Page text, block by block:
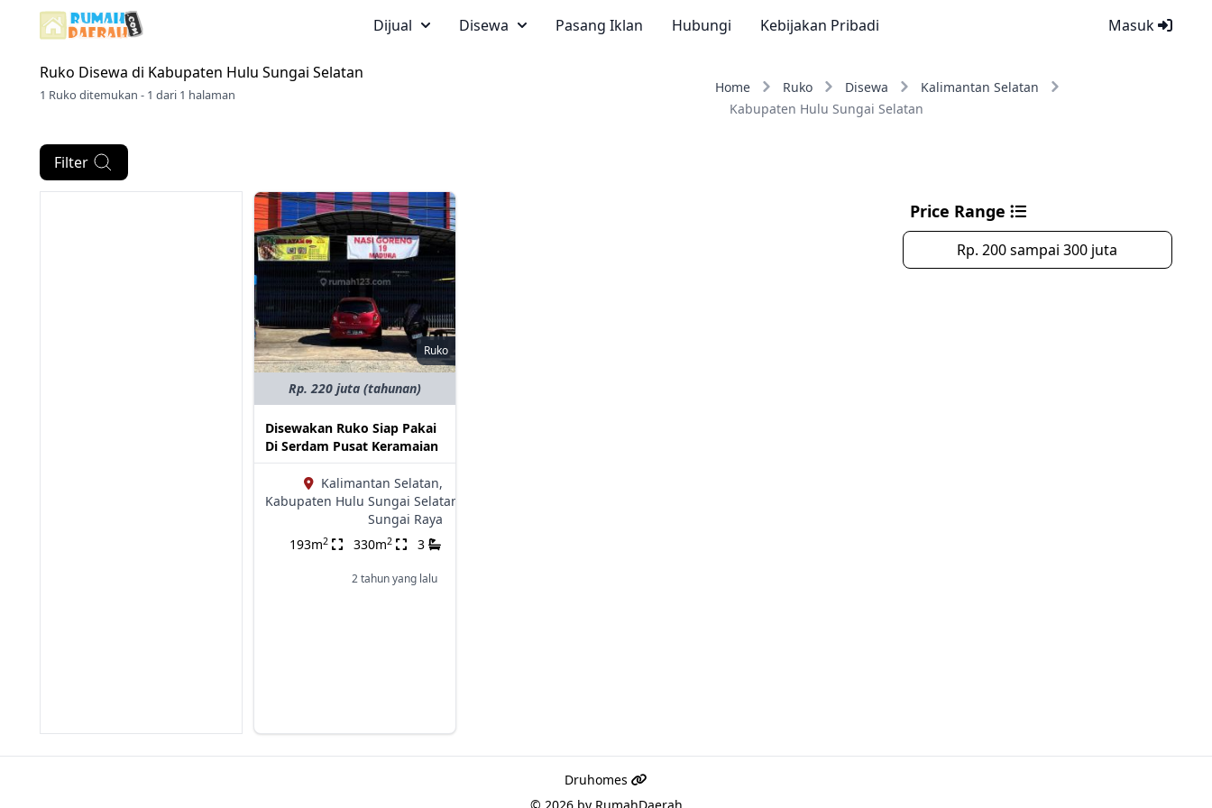
Masuk
Dijual Disewa Pasang Iklan Hubungi Kebijakan Pribadi
Ruko Disewa di Kabupaten Hulu Sungai Selatan
1 Ruko ditemukan - 1 dari 1 halaman Home Ruko Disewa
Kalimantan Selatan
Kabupaten Hulu Sungai Selatan
Filter
Ruko
Rp. 220 juta (tahunan)
Disewakan Ruko Siap Pakai
Di Serdam Pusat Keramaian
Kalimantan Selatan,
Kabupaten Hulu Sungai Selatan,
Sungai Raya
193m2 330m2 3
2 tahun yang lalu
Price Range
Rp. 200 sampai 300 juta
Druhomes